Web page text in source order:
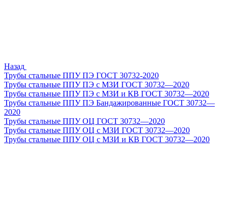
Назад
Трубы стальные ППУ ПЭ ГОСТ 30732-2020
Трубы стальные ППУ ПЭ с МЗИ ГОСТ 30732—2020
Трубы стальные ППУ ПЭ с МЗИ и КВ ГОСТ 30732—2020
Трубы стальные ППУ ПЭ Бандажированные ГОСТ 30732—
2020
Трубы стальные ППУ ОЦ ГОСТ 30732—2020
Трубы стальные ППУ ОЦ с МЗИ ГОСТ 30732—2020
Трубы стальные ППУ ОЦ с МЗИ и КВ ГОСТ 30732—2020